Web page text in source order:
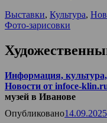
Выставки, Культура,
Фото-зарисовки
Информация,
Новости от infoce-
музей в Иванове
Опубликовано14.09.2025